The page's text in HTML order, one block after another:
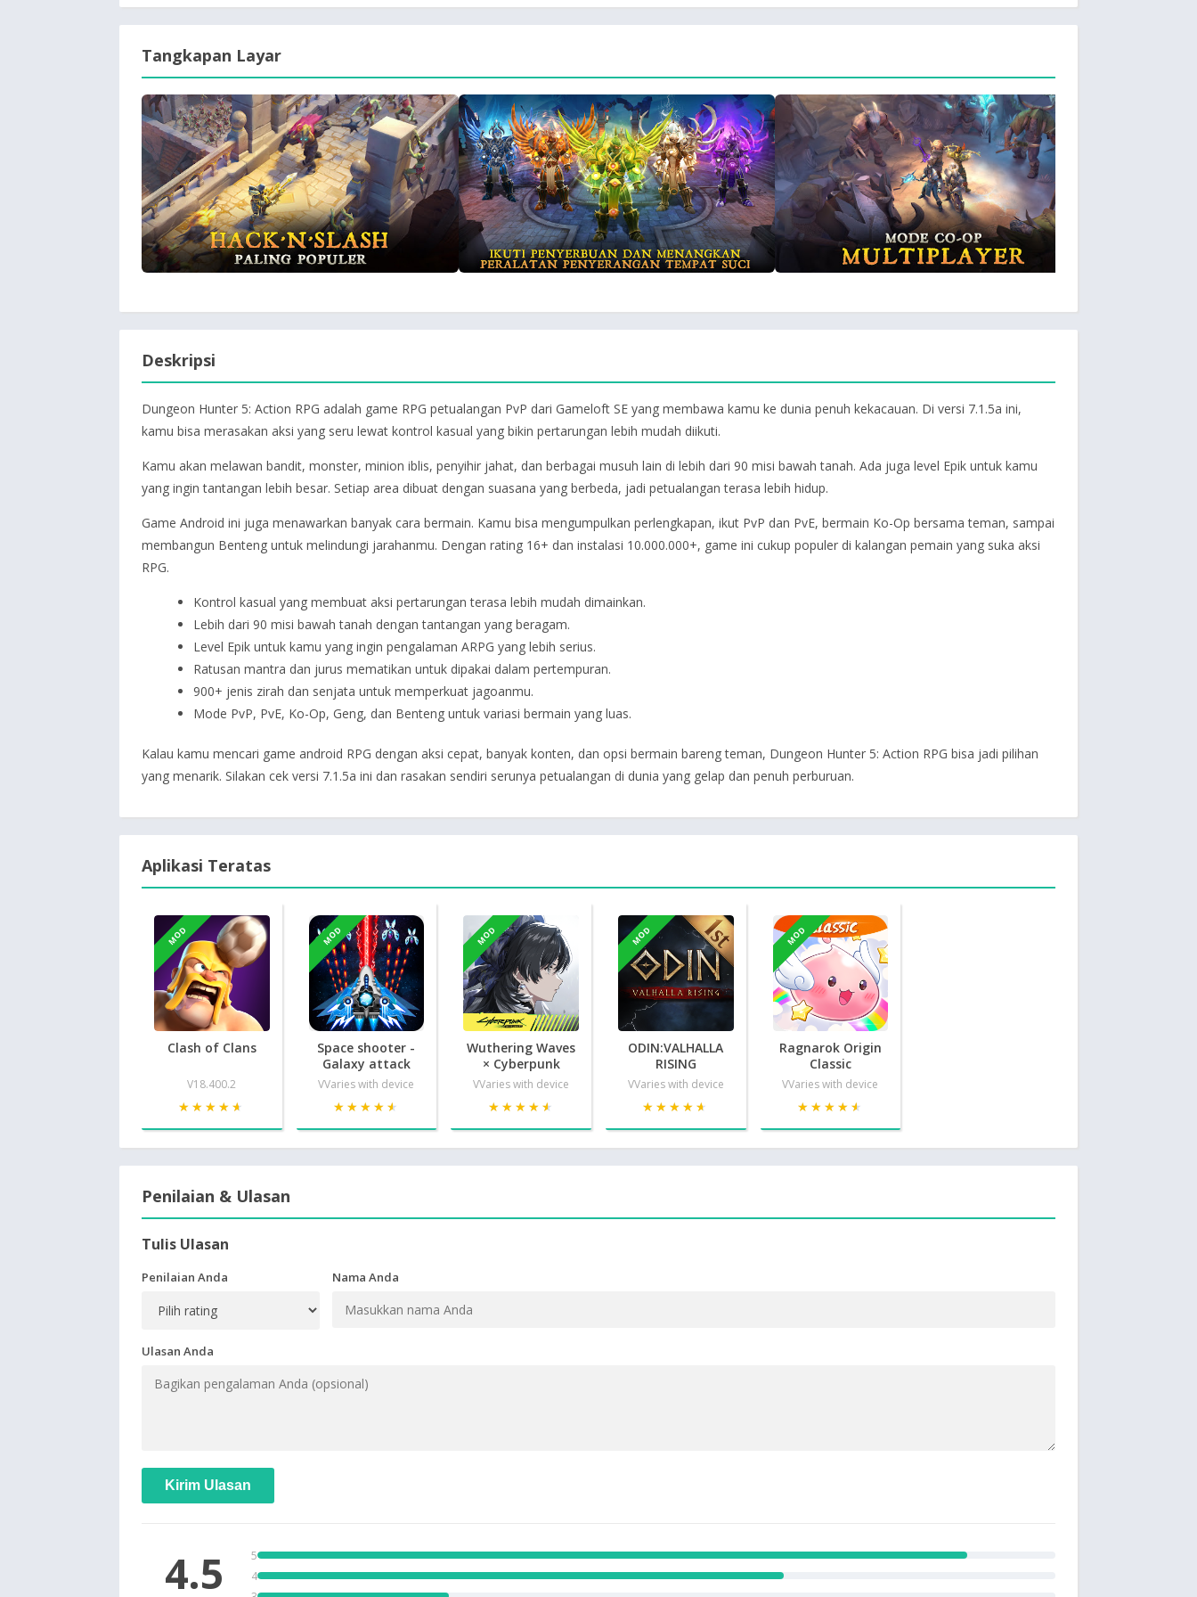
Tangkapan Layar
Deskripsi
Dungeon Hunter 5: Action RPG adalah game RPG petualangan PvP dari Gameloft SE yang membawa kamu ke dunia penuh kekacauan. Di versi 7.1.5a ini,
kamu bisa merasakan aksi yang seru lewat kontrol kasual yang bikin pertarungan lebih mudah diikuti.
Kamu akan melawan bandit, monster, minion iblis, penyihir jahat, dan berbagai musuh lain di lebih dari 90 misi bawah tanah. Ada juga level Epik untuk kamu
yang ingin tantangan lebih besar. Setiap area dibuat dengan suasana yang berbeda, jadi petualangan terasa lebih hidup.
Game Android ini juga menawarkan banyak cara bermain. Kamu bisa mengumpulkan perlengkapan, ikut PvP dan PvE, bermain Ko-Op bersama teman, sampai
membangun Benteng untuk melindungi jarahanmu. Dengan rating 16+ dan instalasi 10.000.000+, game ini cukup populer di kalangan pemain yang suka aksi
RPG.
Kontrol kasual yang membuat aksi pertarungan terasa lebih mudah dimainkan.
Lebih dari 90 misi bawah tanah dengan tantangan yang beragam.
Level Epik untuk kamu yang ingin pengalaman ARPG yang lebih serius.
Ratusan mantra dan jurus mematikan untuk dipakai dalam pertempuran.
900+ jenis zirah dan senjata untuk memperkuat jagoanmu.
Mode PvP, PvE, Ko-Op, Geng, dan Benteng untuk variasi bermain yang luas.
Kalau kamu mencari game android RPG dengan aksi cepat, banyak konten, dan opsi bermain bareng teman, Dungeon Hunter 5: Action RPG bisa jadi pilihan
yang menarik. Silakan cek versi 7.1.5a ini dan rasakan sendiri serunya petualangan di dunia yang gelap dan penuh perburuan.
Aplikasi Teratas
MOD
Clash of Clans
V18.400.2
★★★★★
★★★★★
MOD
Space shooter -
Galaxy attack
VVaries with device
★★★★★
★★★★★
MOD
Wuthering Waves
× Cyberpunk
VVaries with device
★★★★★
★★★★★
MOD
ODIN:VALHALLA
RISING
VVaries with device
★★★★★
★★★★★
MOD
Ragnarok Origin
Classic
VVaries with device
★★★★★
★★★★★
Penilaian & Ulasan
Tulis Ulasan
Penilaian Anda Nama Anda
Ulasan Anda
Kirim Ulasan
4.5
5
4